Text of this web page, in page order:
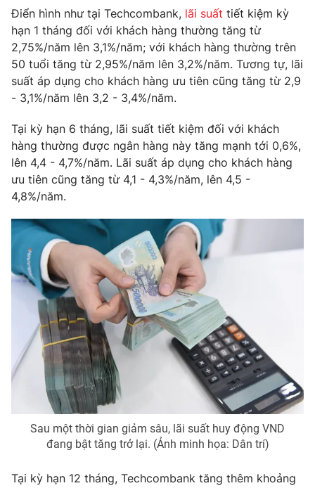
Câu chuyện quốc tế
Thị trường
Góc doanh nghiệp
Dữ liệu và đời sống
Truyền hình
Phim VTV
Hậu trường
Nhân vật
Khán giả
Giải sao mai
Giải trí
Âm nhạc
Sao
Đời sống
Du lịch
Làm đẹp
Chất lượng cuộc sống
Giáo dục
Tuyển sinh
Học trực tuyến
Hitech Công nghệ tương lai
Sản phẩm
Thị trường
Tư vấn
Giao lưu trực tuyến
Lịch phát sóng
Chuyên mục khác
Emagazine Podcast
Photo Infographic
Shorts video
Điển hình như tại Techcombank, lãi suất tiết kiệm kỳ
hạn 1 tháng đối với khách hàng thường tăng từ
2,75%/năm lên 3,1%/năm; với khách hàng thường trên
50 tuổi tăng từ 2,95%/năm lên 3,2%/năm. Tương tự, lãi
suất áp dụng cho khách hàng ưu tiên cũng tăng từ 2,9
- 3,1%/năm lên 3,2 - 3,4%/năm.
Tại kỳ hạn 6 tháng, lãi suất tiết kiệm đối với khách
hàng thường được ngân hàng này tăng mạnh tới 0,6%,
lên 4,4 - 4,7%/năm. Lãi suất áp dụng cho khách hàng
ưu tiên cũng tăng từ 4,1 - 4,3%/năm, lên 4,5 -
4,8%/năm.
Sau một thời gian giảm sâu, lãi suất huy động VND
đang bật tăng trở lại. (Ảnh minh họa: Dân trí)
Tại kỳ hạn 12 tháng, Techcombank tăng thêm khoảng